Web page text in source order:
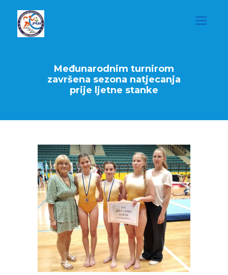
Međunarodnim turnirom
završena sezona natjecanja
prije ljetne stanke